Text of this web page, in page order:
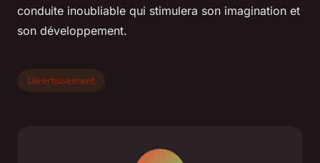
conduite inoubliable qui stimulera son imagination et
son développement.
Divertissement